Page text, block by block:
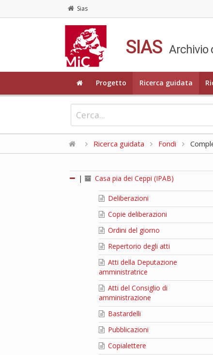
Sias
SIAS Archivio
Progetto Ricerca guidata
Ricerca guidata Fondi
| Casa pia dei Ceppi (IPAB)
Deliberazioni
Copie deliberazioni
Ordini del giorno
Repertorio degli atti
Atti della Deputazione
amministratrice
Atti del Consiglio di
amministrazione
Bastardelli
Pubblicazioni
Copialettere